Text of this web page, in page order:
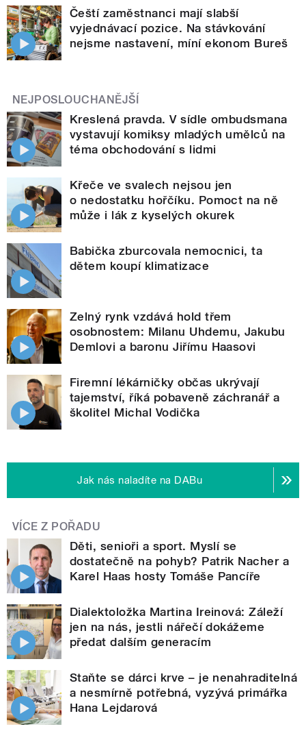
Čeští zaměstnanci mají slabší
vyjednávací pozice. Na stávkování
nejsme nastavení, míní ekonom Bureš
NEJPOSLOUCHANĚJŠÍ
Kreslená pravda. V sídle ombudsmana
vystavují komiksy mladých umělců na
téma obchodování s lidmi
Křeče ve svalech nejsou jen
o nedostatku hořčíku. Pomoct na ně
může i lák z kyselých okurek
Babička zburcovala nemocnici, ta
dětem koupí klimatizace
Zelný rynk vzdává hold třem
osobnostem: Milanu Uhdemu, Jakubu
Demlovi a baronu Jiřímu Haasovi
Firemní lékárničky občas ukrývají
tajemství, říká pobaveně záchranář a
školitel Michal Vodička
Jak nás naladíte na DABu
VÍCE Z POŘADU
Děti, senioři a sport. Myslí se
dostatečně na pohyb? Patrik Nacher a
Karel Haas hosty Tomáše Pancíře
Dialektoložka Martina Ireinová: Záleží
jen na nás, jestli nářečí dokážeme
předat dalším generacím
Staňte se dárci krve – je nenahraditelná
a nesmírně potřebná, vyzývá primářka
Hana Lejdarová